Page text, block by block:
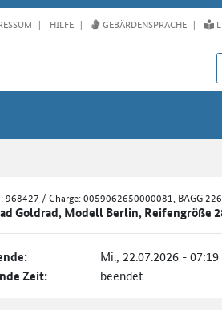
HILFE GEBÄRDENSPRACHE
968427 / Charge: 0059062650000081, BAGG
Goldrad, Modell Berlin, Reifengröße
Mi., 22.07.2026 -
Zeit: beendet